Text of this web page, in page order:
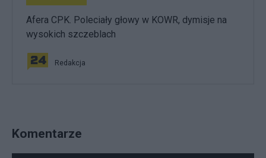
Afera CPK. Poleciały głowy w KOWR, dymisje na
wysokich szczeblach
Redakcja
Komentarze